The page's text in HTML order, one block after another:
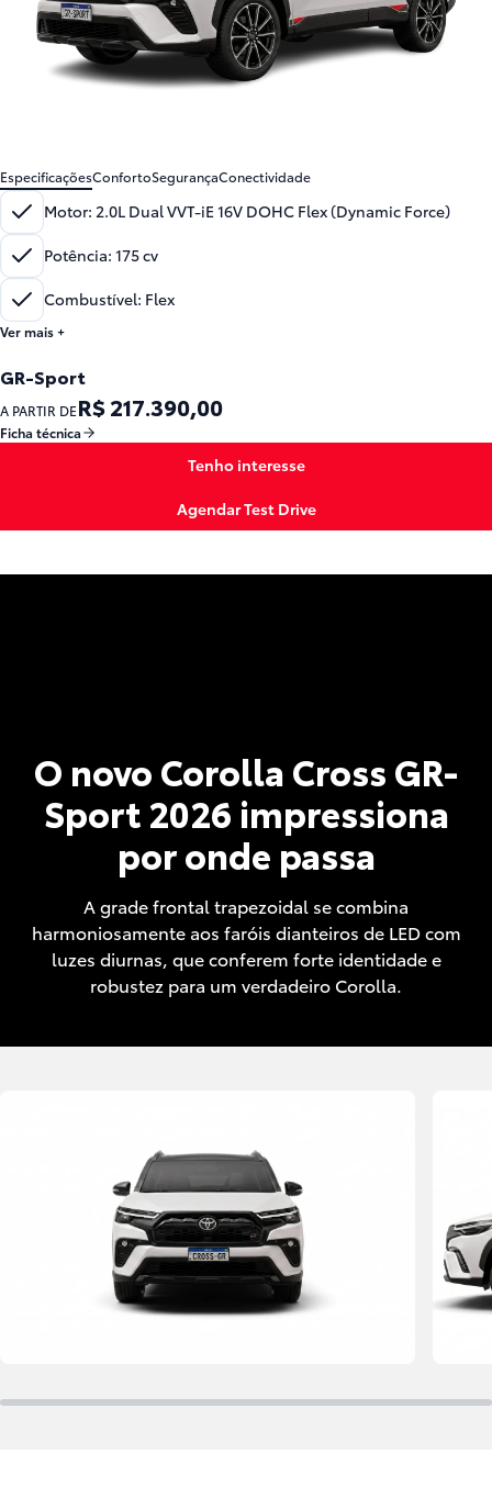
GR-Sport
A PARTIR DER$ 217.390,00
Ficha técnica
Tenho interesse
Agendar Test Drive
EspecificaçõesConfortoSegurançaConectividade
Motor: 2.0L Dual VVT-iE 16V DOHC Flex (Dynamic Force)
Potência: 175 cv
Combustível: Flex
Ver mais +
O novo Corolla Cross GR-
Sport 2026 impressiona
por onde passa
A grade frontal trapezoidal se combina
harmoniosamente aos faróis dianteiros de LED com
luzes diurnas, que conferem forte identidade e
robustez para um verdadeiro Corolla.